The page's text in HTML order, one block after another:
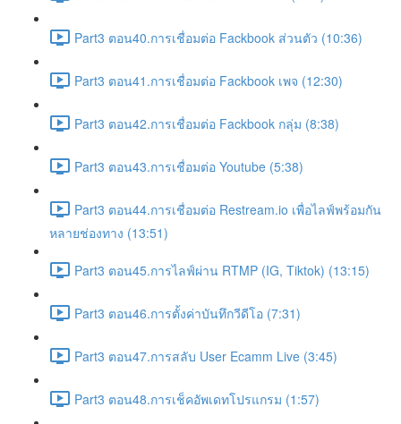
Part3 ตอน40.การเชื่อมต่อ Fackbook ส่วนตัว (10:36)
Part3 ตอน41.การเชื่อมต่อ Fackbook เพจ (12:30)
Part3 ตอน42.การเชื่อมต่อ Fackbook กลุ่ม (8:38)
Part3 ตอน43.การเชื่อมต่อ Youtube (5:38)
Part3 ตอน44.การเชื่อมต่อ Restream.io เพื่อไลฟ์พร้อมกัน
หลายช่องทาง (13:51)
Part3 ตอน45.การไลฟ์ผ่าน RTMP (IG, Tiktok) (13:15)
Part3 ตอน46.การตั้งค่าบันทึกวีดีโอ (7:31)
Part3 ตอน47.การสลับ User Ecamm Live (3:45)
Part3 ตอน48.การเช็คอัพเดทโปรแกรม (1:57)